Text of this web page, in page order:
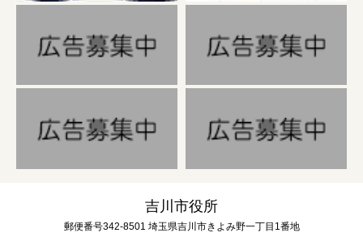
吉川市役所
郵便番号342-8501 埼玉県吉川市きよみ野一丁目1番地